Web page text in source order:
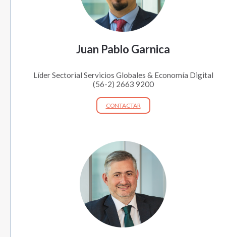
Juan Pablo Garnica
Líder Sectorial Servicios Globales & Economía Digital
(56-2) 2663 9200
CONTACTAR